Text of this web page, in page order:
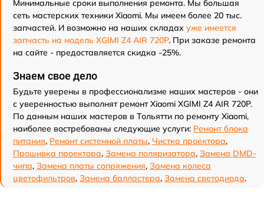
Минимальные сроки выполнения ремонта. Мы большая
сеть мастерских техники Xiaomi. Мы имеем более 20 тыс.
запчастей. И возможно на наших складах уже имеется
запчасть на модель XGIMI Z4 AIR 720P. При заказе ремонта
на сайте - предоставляется скидка -25%.
Знаем свое дело
Будьте уверены в профессионализме наших мастеров - они
с уверенностью выполнят ремонт Xiaomi XGIMI Z4 AIR 720P.
По данным наших мастеров в Тольятти по ремонту Xiaomi,
наиболее востребованы следующие услуги: Ремонт блока
питания, Ремонт системной платы, Чистка проектора,
Прошивка проектора, Замена поляризатора, Замена DMD-
чипа, Замена платы сопряжения, Замена колеса
цветофильтров, Замена балластера, Замена светодиода.